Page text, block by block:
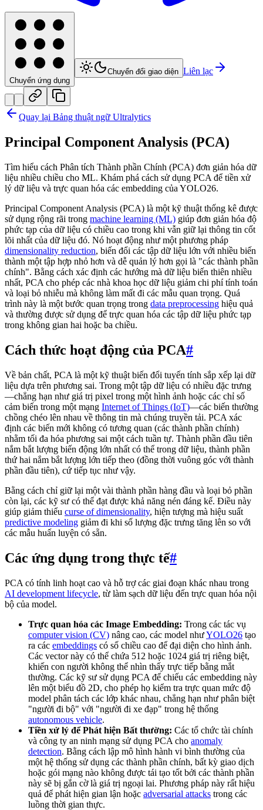
Chuyển ứng dụng
Chuyển đổi giao diện Liên lạc
Quay lại Bảng thuật ngữ Ultralytics
Principal Component Analysis (PCA)
Tìm hiểu cách Phân tích Thành phần Chính (PCA) đơn giản hóa dữ
liệu nhiều chiều cho ML. Khám phá cách sử dụng PCA để tiền xử
lý dữ liệu và trực quan hóa các embedding của YOLO26.
Principal Component Analysis (PCA) là một kỹ thuật thống kê được
sử dụng rộng rãi trong machine learning (ML) giúp đơn giản hóa độ
phức tạp của dữ liệu có chiều cao trong khi vẫn giữ lại thông tin cốt
lõi nhất của dữ liệu đó. Nó hoạt động như một phương pháp
dimensionality reduction, biến đổi các tập dữ liệu lớn với nhiều biến
thành một tập hợp nhỏ hơn và dễ quản lý hơn gọi là "các thành phần
chính". Bằng cách xác định các hướng mà dữ liệu biến thiên nhiều
nhất, PCA cho phép các nhà khoa học dữ liệu giảm chi phí tính toán
và loại bỏ nhiễu mà không làm mất đi các mẫu quan trọng. Quá
trình này là một bước quan trọng trong data preprocessing hiệu quả
và thường được sử dụng để trực quan hóa các tập dữ liệu phức tạp
trong không gian hai hoặc ba chiều.
Cách thức hoạt động của PCA#
Về bản chất, PCA là một kỹ thuật biến đổi tuyến tính sắp xếp lại dữ
liệu dựa trên phương sai. Trong một tập dữ liệu có nhiều đặc trưng
—chẳng hạn như giá trị pixel trong một hình ảnh hoặc các chỉ số
cảm biến trong một mạng Internet of Things (IoT)—các biến thường
chồng chéo lên nhau về thông tin mà chúng truyền tải. PCA xác
định các biến mới không có tương quan (các thành phần chính)
nhằm tối đa hóa phương sai một cách tuần tự. Thành phần đầu tiên
nắm bắt lượng biến động lớn nhất có thể trong dữ liệu, thành phần
thứ hai nắm bắt lượng lớn tiếp theo (đồng thời vuông góc với thành
phần đầu tiên), cứ tiếp tục như vậy.
Bằng cách chỉ giữ lại một vài thành phần hàng đầu và loại bỏ phần
còn lại, các kỹ sư có thể đạt được khả năng nén đáng kể. Điều này
giúp giảm thiểu curse of dimensionality, hiện tượng mà hiệu suất
predictive modeling giảm đi khi số lượng đặc trưng tăng lên so với
các mẫu huấn luyện có sẵn.
Các ứng dụng trong thực tế#
PCA có tính linh hoạt cao và hỗ trợ các giai đoạn khác nhau trong
AI development lifecycle, từ làm sạch dữ liệu đến trực quan hóa nội
bộ của model.
Trực quan hóa các Image Embedding: Trong các tác vụ
computer vision (CV) nâng cao, các model nhưYOLO26 tạo
ra các embeddings có số chiều cao để đại diện cho hình ảnh.
Các vector này có thể chứa 512 hoặc 1024 giá trị riêng biệt,
khiến con người không thể nhìn thấy trực tiếp bằng mắt
thường. Các kỹ sư sử dụng PCA để chiếu các embedding này
lên một biểu đồ 2D, cho phép họ kiểm tra trực quan mức độ
model phân tách các lớp khác nhau, chẳng hạn như phân biệt
"người đi bộ" với "người đi xe đạp" trong hệ thống
autonomous vehicle.
Tiền xử lý để Phát hiện Bất thường: Các tổ chức tài chính
và công ty an ninh mạng sử dụng PCA cho anomaly
detection. Bằng cách lập mô hình hành vi bình thường của
một hệ thống sử dụng các thành phần chính, bất kỳ giao dịch
hoặc gói mạng nào không được tái tạo tốt bởi các thành phần
này sẽ bị gắn cờ là giá trị ngoại lai. Phương pháp này rất hiệu
quả để phát hiện gian lận hoặc adversarial attacks trong các
luồng thời gian thực.